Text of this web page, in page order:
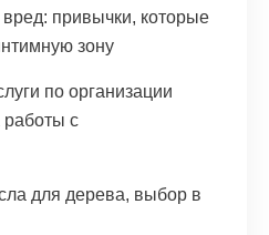
вред: привычки, которые
зону
по организации
работы с
для дерева, выбор в